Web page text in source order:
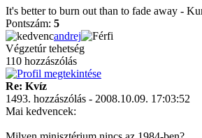
It's better to burn out than to fade away -
Pontszám: 5
andrej
Végzetúr tehetség
110 hozzászólás
Re: Kvíz
1493. hozzászólás - 2008.10.09. 17:03:52
Mai kedvencek: